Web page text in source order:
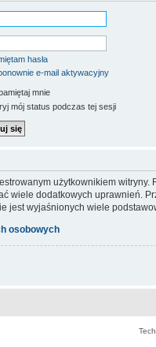
hasła
e-mail aktywacyjny
mnie
mój status podczas tej sesji
użytkownikiem
wiele dodatkowych uprawnień.
jest wyjaśnionych wiele
osobowych